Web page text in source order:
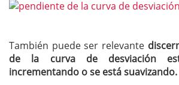
También puede ser relevante
de la curva de desviación
incrementando o se está suavizando.